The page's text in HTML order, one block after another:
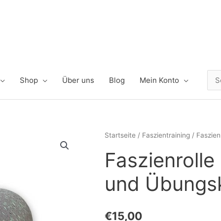
Shop Über uns Blog Mein Konto
Startseite / Faszientraining /
und
€15,00
Faszienrolle
Übungsvideos
Übungskatalog